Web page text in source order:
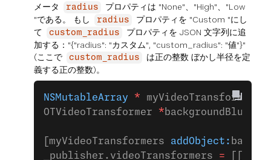
メータ
radius
プロパティは "None"、"High"、"Low
"である。 もし
radius
プロパティを "Custom "にし
て
custom_radius
プロパティを JSON 文字列に追
加する："{"radius": "カスタム", "custom_radius": "値"}"
(ここで
custom_radius
は正の整数 ぼかし半径を定
義する正の整数)。
NSMutableArray * myVideoTransformers
OTVideoTransformer * backgroundBlur
[myVideoTransformers addObject:
_publisher.videoTransformers =